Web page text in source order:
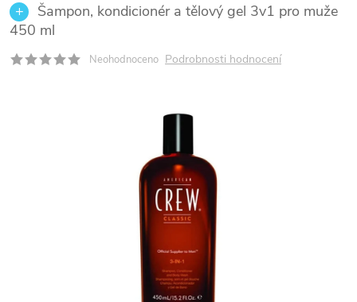
Šampon, kondicionér a tělový gel 3v1 pro muže
450 ml
Neohodnoceno Podrobnosti hodnocení